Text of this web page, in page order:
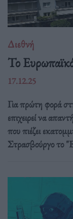
Διεθνή
Το
17.12.25
Για πρώτη φορά
επιχειρεί να
που πιέζει
Στρασβούργο το